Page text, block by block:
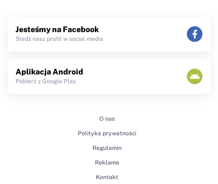
Jesteśmy na Facebook
Śledź nasz profil w social media
Aplikacja Android
Pobierz z Google Play
O nas
Polityka prywatności
Regulamin
Reklama
Kontakt